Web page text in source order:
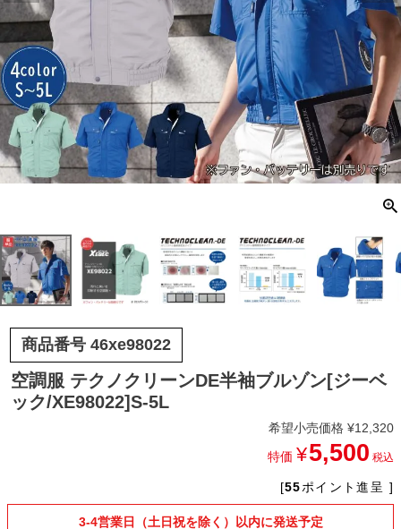
商品番号 46xe98022
空調服 テクノクリーンDE半袖ブルゾン[ジーベ
ック/XE98022]S-5L
希望小売価格 ¥12,320
特価 ¥5,500 税込
[55ポイント進呈 ]
3-4営業日（土日祝を除く）以内に発送予定